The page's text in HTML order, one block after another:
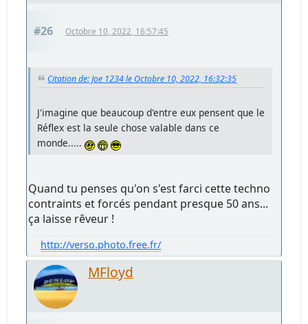
#26 Octobre 10, 2022, 16:57:45
Citation de: Joe 1234 le Octobre 10, 2022, 16:32:35
J'imagine que beaucoup d'entre eux pensent que le
Réflex est la seule chose valable dans ce
monde.....
Quand tu penses qu'on s'est farci cette techno
contraints et forcés pendant presque 50 ans...
ça laisse rêveur !
http://verso.photo.free.fr/
MFloyd